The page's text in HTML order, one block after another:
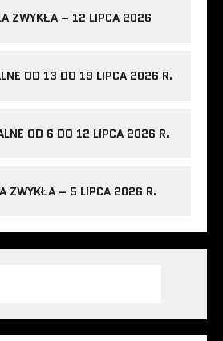
ZWYKŁA – 12 LIPCA 2026
OD 13 DO 19 LIPCA 2026 R.
OD 6 DO 12 LIPCA 2026 R.
ZWYKŁA – 5 LIPCA 2026 R.